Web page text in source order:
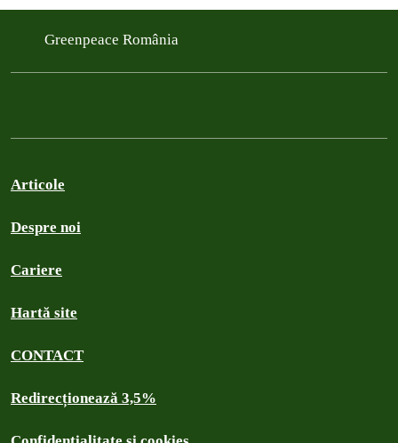
Greenpeace România
Articole
Despre noi
Cariere
Hartă site
CONTACT
Redirecționează 3,5%